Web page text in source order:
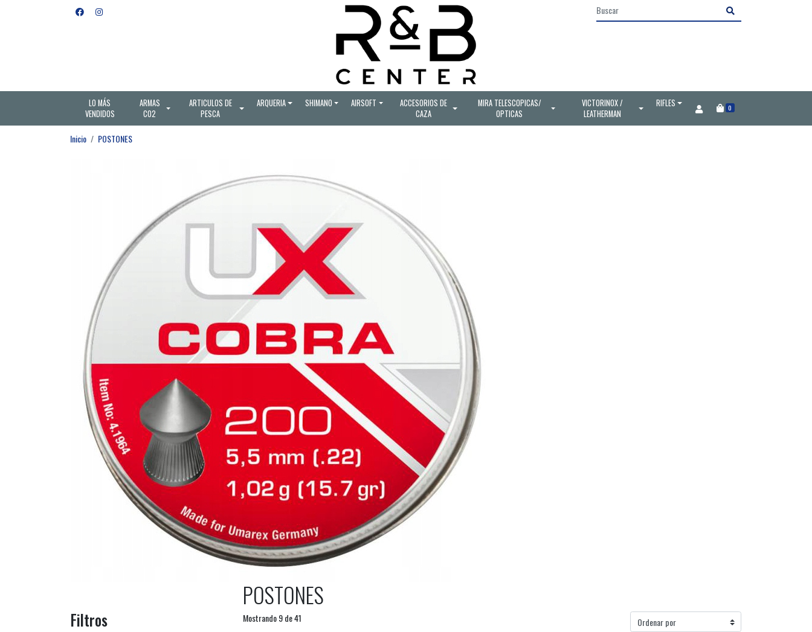
LO MÁS
VENDIDOS
ARMAS
CO2
ARTICULOS DE
PESCA
ARQUERIA SHIMANO AIRSOFT
ACCESORIOS DE
CAZA
MIRA TELESCOPICAS/
OPTICAS
VICTORINOX /
LEATHERMAN
RIFLES 0
Inicio POSTONES
POSTONES
Filtros Mostrando 9 de 41